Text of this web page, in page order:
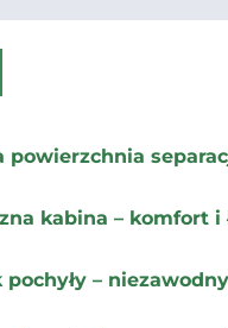
powierzchnia
kabina – komfort i
–